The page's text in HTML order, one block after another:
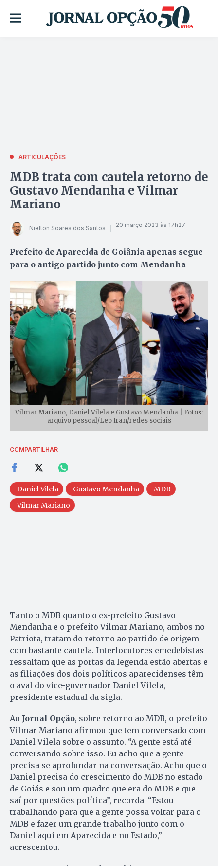
ARTICULAÇÕES
MDB trata com cautela retorno de
Gustavo Mendanha e Vilmar
Mariano
Nielton Soares dos Santos 20 março 2023 às 17h27
Prefeito de Aparecida de Goiânia apenas segue
para o antigo partido junto com Mendanha
Vilmar Mariano, Daniel Vilela e Gustavo Mendanha | Fotos:
arquivo pessoal/Leo Iran/redes sociais
COMPARTILHAR
Daniel Vilela Gustavo Mendanha
MDB
Vilmar Mariano
Tanto o MDB quanto o ex-prefeito Gustavo
Mendanha e o prefeito Vilmar Mariano, ambos no
Patriota, tratam do retorno ao partido de origem
com bastante cautela. Interlocutores emedebistas
ressaltam que as portas da legenda estão abertas e
as filiações dos dois políticos aparecidenses têm
o aval do vice-governador Daniel Vilela,
presidente estadual da sigla.
Ao Jornal Opção, sobre retorno ao MDB, o prefeito
Vilmar Mariano afirmou que tem conversado com
Daniel Vilela sobre o assunto. “A gente está até
conversando sobre isso. Eu acho que a gente
precisa se aprofundar na conversação. Acho que o
Daniel precisa do crescimento do MDB no estado
de Goiás e sou um quadro que era do MDB e que
saí por questões política”, recorda. “Estou
trabalhando para que a gente possa voltar para o
MDB e fazer um grande trabalho junto com o
Daniel aqui em Aparecida e no Estado,”
acrescentou.